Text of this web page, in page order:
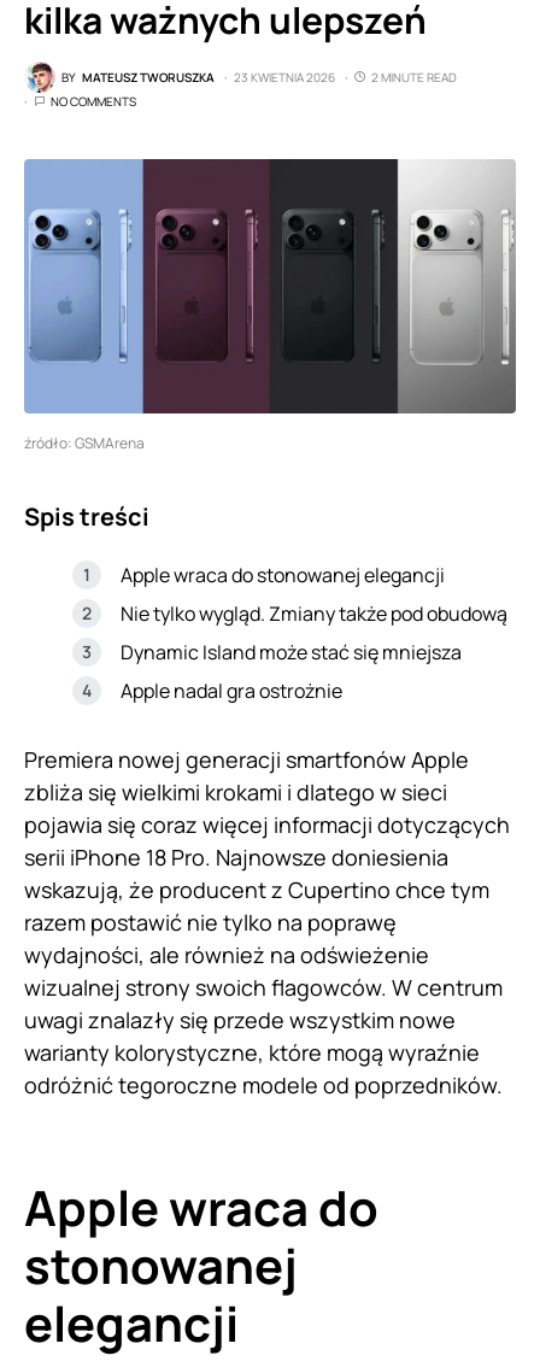
kilka ważnych ulepszeń
BY MATEUSZ TWORUSZKA 23 KWIETNIA 2026
2 MINUTE READ
NO COMMENTS
źródło: GSMArena
Spis treści
Apple wraca do stonowanej elegancji
Nie tylko wygląd. Zmiany także pod obudową
Dynamic Island może stać się mniejsza
Apple nadal gra ostrożnie
Premiera nowej generacji smartfonów Apple
zbliża się wielkimi krokami i dlatego w sieci
pojawia się coraz więcej informacji dotyczących
serii iPhone 18 Pro. Najnowsze doniesienia
wskazują, że producent z Cupertino chce tym
razem postawić nie tylko na poprawę
wydajności, ale również na odświeżenie
wizualnej strony swoich flagowców. W centrum
uwagi znalazły się przede wszystkim nowe
warianty kolorystyczne, które mogą wyraźnie
odróżnić tegoroczne modele od poprzedników.
Apple wraca do
stonowanej
elegancji